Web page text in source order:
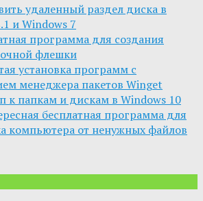
удаленный раздел диска в
и Windows 7
программа для создания
флешки
установка программ с
менеджера пакетов Winget
к папкам и дискам в Windows 10
бесплатная программа для
компьютера от ненужных файлов